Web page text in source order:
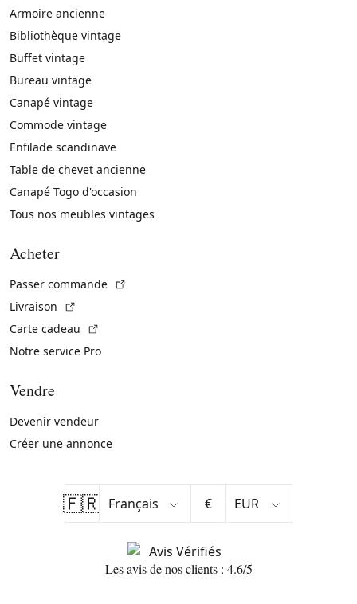
Armoire ancienne
Bibliothèque vintage
Buffet vintage
Bureau vintage
Canapé vintage
Commode vintage
Enfilade scandinave
Table de chevet ancienne
Canapé Togo d'occasion
Tous nos meubles vintages
Acheter
Passer commande
Livraison
Carte cadeau
Notre service Pro
Vendre
Devenir vendeur
Créer une annonce
🇫🇷 €
Les avis de nos clients : 4.6/5